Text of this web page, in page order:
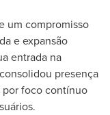
um compromisso
e expansão
entrada na
presença
foco contínuo